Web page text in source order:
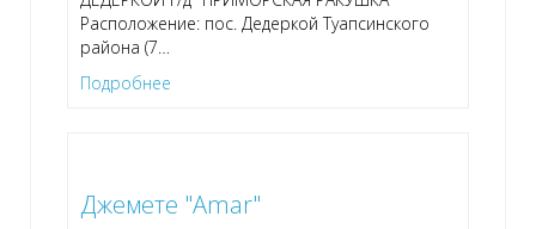
Расположение: пос. Дедеркой Туапсинского
района (7…
Подробнее
Джемете "Amar"